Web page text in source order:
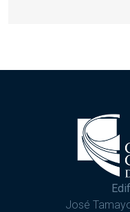
José